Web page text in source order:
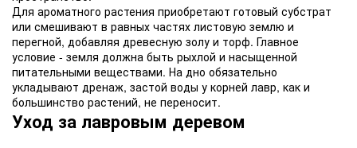
Для ароматного растения приобретают готовый субстрат
или смешивают в равных частях листовую землю и
перегной, добавляя древесную золу и торф. Главное
условие - земля должна быть рыхлой и насыщенной
питательными веществами. На дно обязательно
укладывают дренаж, застой воды у корней лавр, как и
большинство растений, не переносит.
Уход за лавровым деревом